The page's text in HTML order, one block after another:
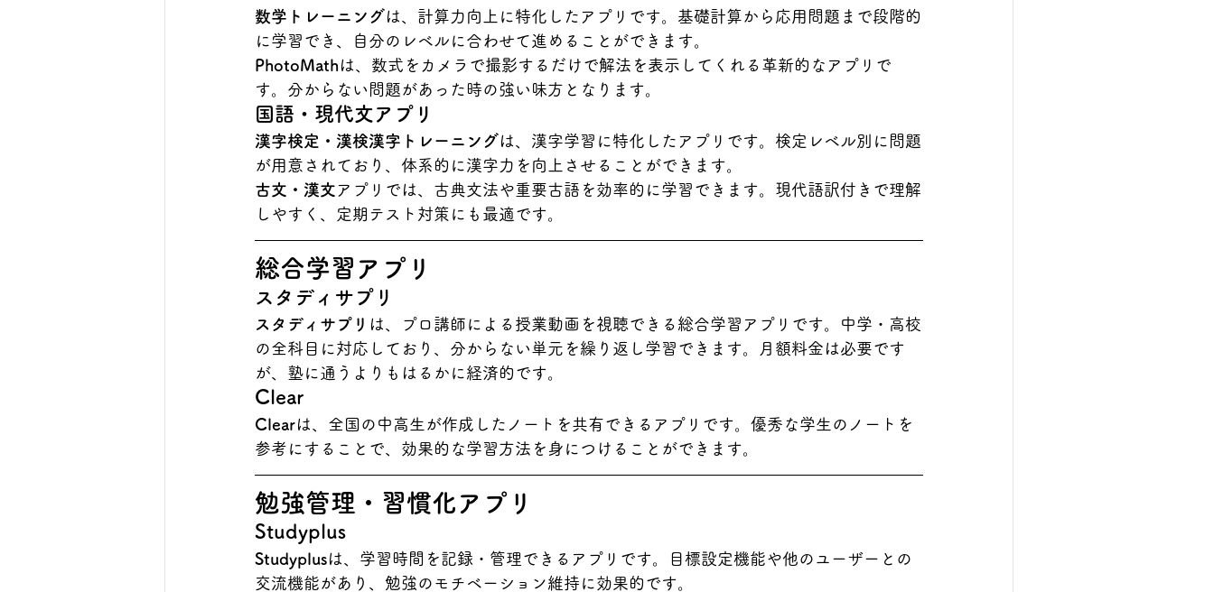
数学トレーニングは、計算力向上に特化したアプリです。基礎計算から応用問題まで段階的
に学習でき、自分のレベルに合わせて進めることができます。
PhotoMathは、数式をカメラで撮影するだけで解法を表示してくれる革新的なアプリで
す。分からない問題があった時の強い味方となります。
国語・現代文アプリ
漢字検定・漢検漢字トレーニングは、漢字学習に特化したアプリです。検定レベル別に問題
が用意されており、体系的に漢字力を向上させることができます。
古文・漢文 アプリでは、古典文法や重要古語を効率的に学習できます。現代語訳付きで理解
しやすく、定期テスト対策にも最適です。
総合学習アプリ
スタディサプリ
スタディサプリ は、プロ講師による授業動画を視聴できる総合学習アプリです。中学・高校
の全科目に対応しており、分からない単元を繰り返し学習できます。月額料金は必要です
が、塾に通うよりもはるかに経済的です。
Clear
Clearは、全国の中高生が作成したノートを共有できるアプリです。優秀な学生のノートを
参考にすることで、効果的な学習方法を身につけることができます。
勉強管理・習慣化アプリ
Studyplus
Studyplusは、学習時間を記録・管理できるアプリです。目標設定機能や他のユーザーとの
交流機能があり、勉強のモチベーション維持に効果的です。